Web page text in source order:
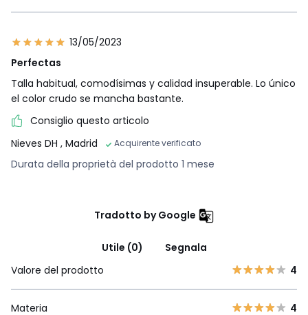
13/05/2023
Perfectas
Talla habitual, comodísimas y calidad insuperable. Lo único
el color crudo se mancha bastante.
Consiglio questo articolo
Nieves DH , Madrid Acquirente verificato
Durata della proprietà del prodotto 1 mese
Tradotto by Google
Utile (0)
Segnala
Valore del prodotto
4
Materia 4